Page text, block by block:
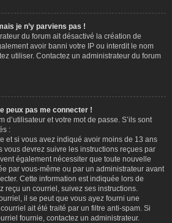
je n’y parviens pas !
du forum ait désactivé la création de
avoir banni votre IP ou interdit le nom
utiliser. Contactez un administrateur du forum
peux pas me connecter !
d’utilisateur et votre mot de passe. S’ils sont
:
et si vous avez indiqué avoir moins de 13 ans
vous devrez suivre les instructions reçues par
également nécessiter que toute nouvelle
par vous-même ou par un administrateur avant
Cette information est indiquée lors de
reçu un courriel, suivez ses instructions.
il se peut que vous ayez fourni une
ait été traité par un filtre anti-spam. Si
fournie, contactez un administrateur.